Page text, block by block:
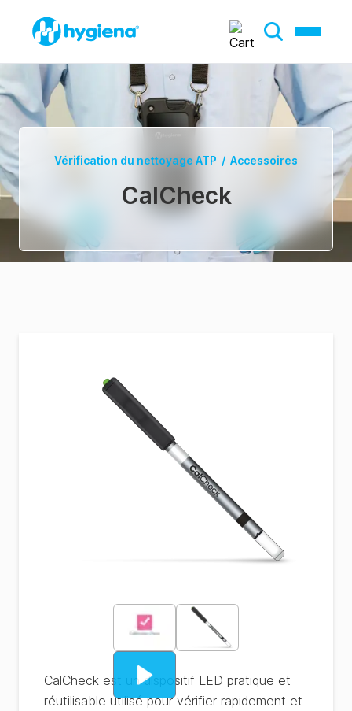
Vérification du nettoyage ATP / Accessoires
CalCheck
CalCheck est un dispositif LED pratique et
réutilisable utilisé pour vérifier rapidement et